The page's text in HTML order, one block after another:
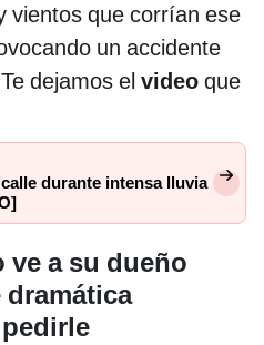
vientos que corrían ese
un accidente
dejamos el video que
durante intensa lluvia
ve a su dueño